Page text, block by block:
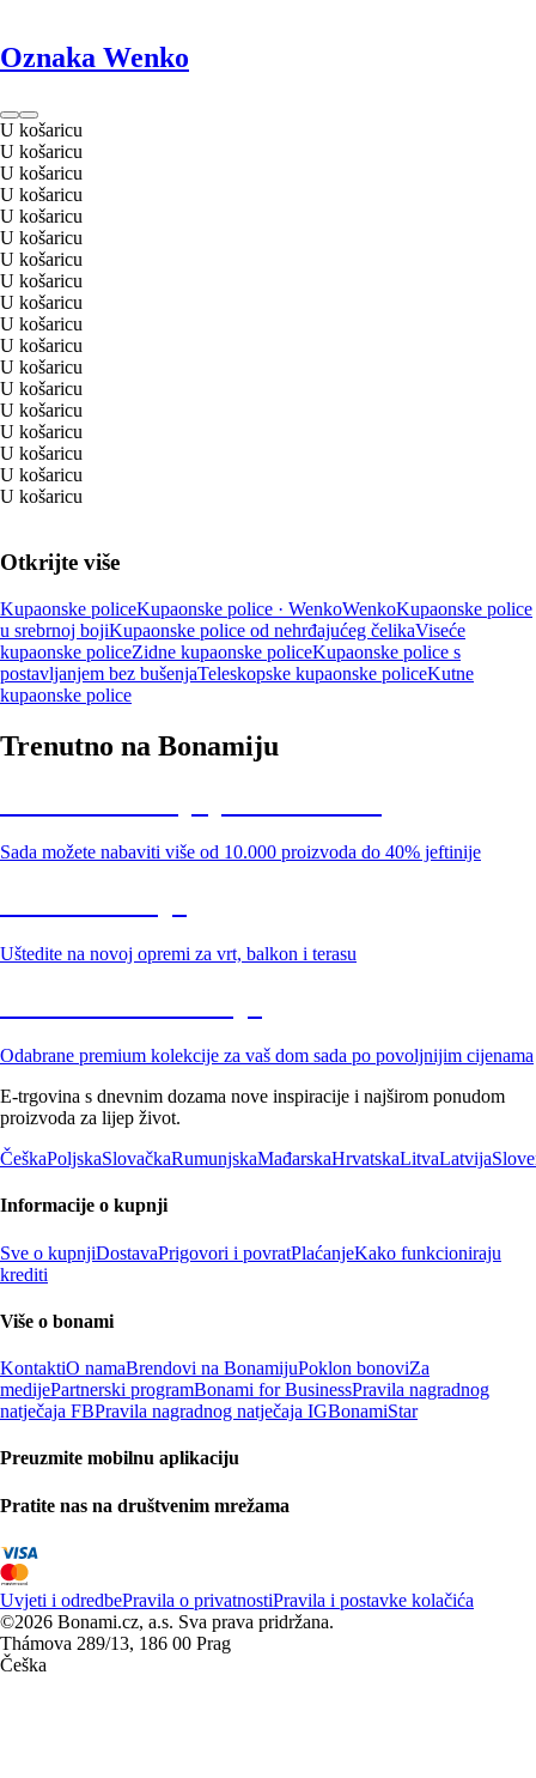
Oznaka Wenko
U košaricu
U košaricu
U košaricu
U košaricu
U košaricu
U košaricu
U košaricu
U košaricu
U košaricu
U košaricu
U košaricu
U košaricu
U košaricu
U košaricu
U košaricu
U košaricu
U košaricu
U košaricu
Otkrijte više
Kupaonske policeKupaonske police · WenkoWenkoKupaonske police
u srebrnoj bojiKupaonske police od nehrđajućeg čelikaViseće
kupaonske policeZidne kupaonske policeKupaonske police s
postavljanjem bez bušenjaTeleskopske kupaonske policeKutne
kupaonske police
Trenutno na Bonamiju
Sada možete nabaviti više od 10.000 proizvoda do 40% jeftinije
Uštedite na novoj opremi za vrt, balkon i terasu
Odabrane premium kolekcije za vaš dom sada po povoljnijim cijenama
E-trgovina s dnevnim dozama nove inspiracije i najširom ponudom
proizvoda za lijep život.
ČeškaPoljskaSlovačkaRumunjskaMađarskaHrvatskaLitvaLatvija
Informacije o kupnji
Sve o kupnjiDostavaPrigovori i povratPlaćanjeKako funkcioniraju
krediti
Više o bonami
KontaktiO namaBrendovi na BonamijuPoklon bonoviZa
medijePartnerski programBonami for BusinessPravila nagradnog
natječaja FBPravila nagradnog natječaja IGBonamiStar
Preuzmite mobilnu aplikaciju
Pratite nas na društvenim mrežama
Uvjeti i odredbePravila o privatnostiPravila i postavke kolačića
©2026 Bonami.cz, a.s. Sva prava pridržana.
Thámova 289/13, 186 00 Prag
Češka